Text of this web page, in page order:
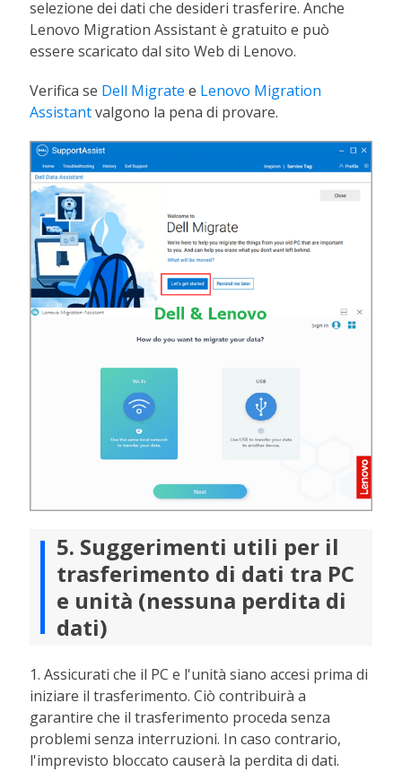
selezione dei dati che desideri trasferire. Anche
Lenovo Migration Assistant è gratuito e può
essere scaricato dal sito Web di Lenovo.
Verifica se Dell Migrate e Lenovo Migration
Assistantvalgono la pena di provare.
5. Suggerimenti utili per il
trasferimento di dati tra PC
e unità (nessuna perdita di
dati)
1. Assicurati che il PC e l'unità siano accesi prima di
iniziare il trasferimento. Ciò contribuirà a
garantire che il trasferimento proceda senza
problemi senza interruzioni. In caso contrario,
l'imprevisto bloccato causerà la perdita di dati.